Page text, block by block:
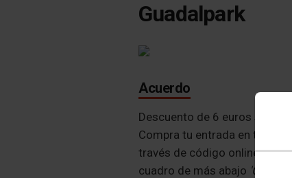
Guadalpark
Acuerdo
Descuento de 6 euros sobre
Compra tu entrada en
través de código online que
cuadro de más abajo